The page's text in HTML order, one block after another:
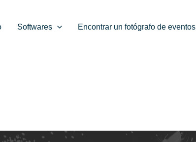
Softwares Encontrar un fotógrafo de eventos